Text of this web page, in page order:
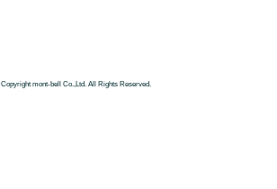
Copyright mont-bell Co.,Ltd. All Rights Reserved.